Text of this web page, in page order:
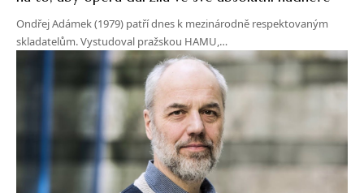
Ondřej Adámek (1979) patří dnes k mezinárodně respektovaným
skladatelům. Vystudoval pražskou HAMU,…